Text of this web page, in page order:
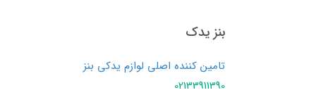
بنز یدک
تامین کننده اصلی لوازم یدکی بنز
02133911390